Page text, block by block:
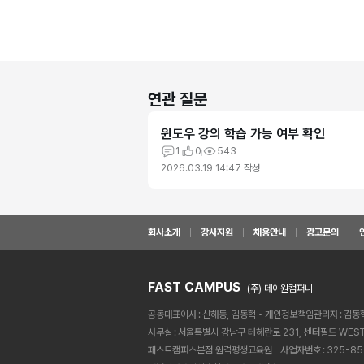
연관 질문
윈도우 강의 학습 가능 여부 확인
1 0
543
2026.03.19 14:47 작성
회사소개 강사지원 채용안내 광고문의
FAST CAMPUS (주) 데이원컴퍼니
공동대표이사 신해동, 김동혁 개인정보책임관리자
김동
사무실 서울특별시 강남구 테헤란로 231, 센터필드
패스트캠퍼스분점 원격평생교육원ㅤ 사업자번호 325-